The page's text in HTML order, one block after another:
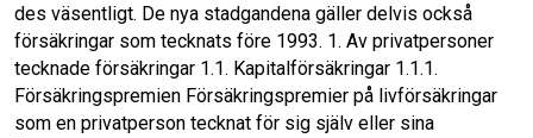
o
k
I
n